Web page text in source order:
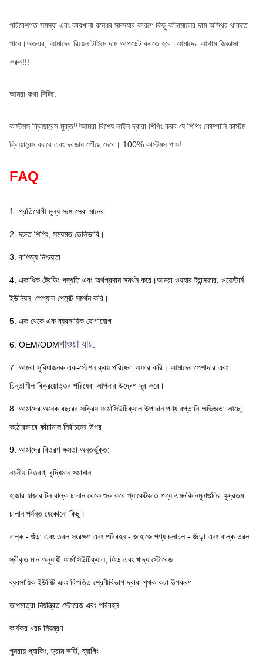
পরিবেশগত সমস্যা এবং কারখানা বন্ধের সমস্যার কারণে কিছু কাঁচামালের দাম অস্থির থাকতে
পারে।অতএব, আমাদের রিয়েল টাইমে দাম আপডেট করতে হবে।আমাদের আগাম জিজ্ঞাসা
করুন!!!
আমরা কথা দিচ্ছি:
কাস্টমস ক্লিয়ারেন্স মুক্ত!!!আমরা বিশেষ লাইন দ্বারা শিপিং করব যে শিপিং কোম্পানি কাস্টম
ক্লিয়ারেন্স করবে এবং দরজায় পৌঁছে দেবে। 100% কাস্টমস পাস!
FAQ
1. প্রতিযোগী মূল্য সঙ্গে সেরা মানের.
2. দ্রুত শিপিং, সময়মত ডেলিভারি।
3. বাণিজ্য নিশ্চয়তা
4. একাধিক ট্রেডিং পদ্ধতি এবং অর্থপ্রদান সমর্থন করে।আমরা ওয়্যার ট্রান্সফার, ওয়েস্টার্ন
ইউনিয়ন, পেপ্যাল ​​পেমেন্ট সমর্থন করি।
5. এক থেকে এক ব্যবসায়িক যোগাযোগ
6. OEM/ODMপাওয়া যায়
7. আমরা সুবিধাজনক এক-স্টেশন ক্রয় পরিষেবা অফার করি। আমাদের পেশাদার এবং
চিন্তাশীল বিক্রয়োত্তর পরিষেবা আপনার উদ্বেগ দূর করে।
8. আমাদের অনেক বছরের সক্রিয় ফার্মাসিউটিক্যাল উপাদান পণ্য রপ্তানি অভিজ্ঞতা আছে,
কঠোরভাবে কাঁচামাল নির্বাচনের উপর
9. আমাদের বিতরণ ক্ষমতা অন্তর্ভুক্ত:
নমনীয় বিতরণ, বুদ্ধিমান সমাধান
হাজার হাজার টন বাল্ক চালান থেকে শুরু করে প্যাকেটজাত পণ্য এমনকি নমুনাগুলির ক্ষুদ্রতম
চালান পর্যন্ত যেকোনো কিছু।
বাল্ক - গুঁড়া এবং তরল সংরক্ষণ এবং পরিবহন - জাহাজে পণ্য চলাচল - গুঁড়ো এবং বাল্ক তরল
স্বীকৃত মান অনুযায়ী ফার্মাসিউটিক্যাল, ফিড এবং খাদ্য স্টোরেজ
ব্যবসায়িক ইউনিট এবং বিপত্তি শ্রেণীবিভাগ দ্বারা পৃথক করা উপকরণ
তাপমাত্রা নিয়ন্ত্রিত স্টোরেজ এবং পরিবহন
কার্যকর খরচ নিয়ন্ত্রণ
পুনরায় প্যাকিং, ড্রাম ভর্তি, ব্যাগিং